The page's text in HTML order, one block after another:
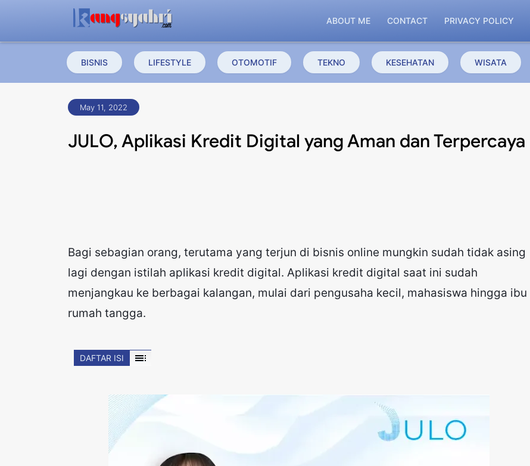
ABOUT ME CONTACT PRIVACY POLICY
BISNIS LIFESTYLE OTOMOTIF TEKNO KESEHATAN WISATA
May 11, 2022
JULO, Aplikasi Kredit Digital yang Aman dan Terpercaya
Bagi sebagian orang, terutama yang terjun di bisnis online mungkin sudah tidak asing
lagi dengan istilah aplikasi kredit digital. Aplikasi kredit digital saat ini sudah
menjangkau ke berbagai kalangan, mulai dari pengusaha kecil, mahasiswa hingga ibu
rumah tangga.
DAFTAR ISI toc